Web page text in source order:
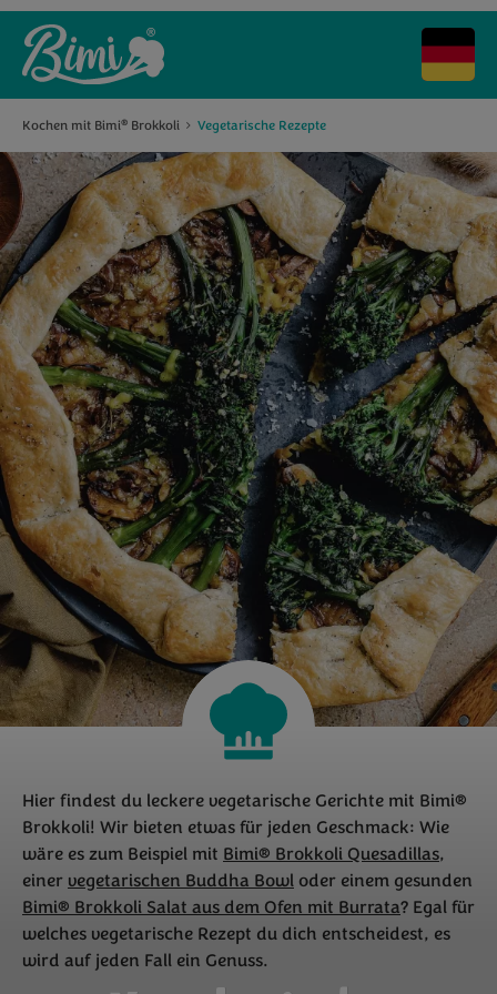
Kochen mit Bimi® Brokkoli Vegetarische Rezepte
Hier findest du leckere vegetarische Gerichte mit Bimi®
Brokkoli! Wir bieten etwas für jeden Geschmack: Wie
wäre es zum Beispiel mit Bimi® Brokkoli Quesadillas,
einervegetarischen Buddha Bowl oder einem gesunden
Bimi® Brokkoli Salat aus dem Ofen mit Burrata? Egal für
welches vegetarische Rezept du dich entscheidest, es
wird auf jeden Fall ein Genuss.